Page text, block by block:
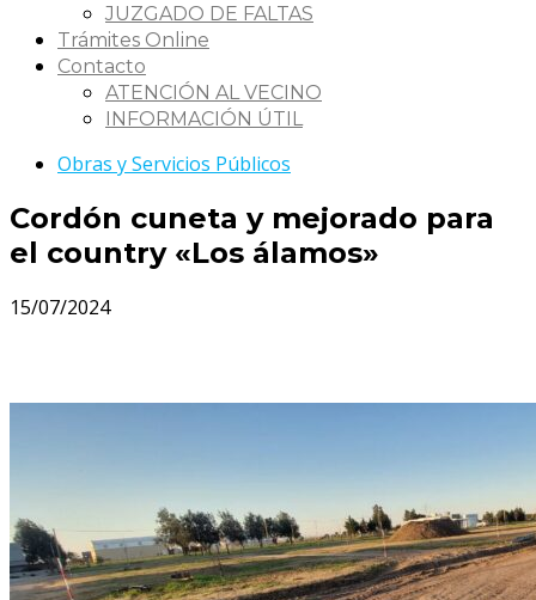
JUZGADO DE FALTAS
Trámites Online
Contacto
ATENCIÓN AL VECINO
INFORMACIÓN ÚTIL
Obras y Servicios Públicos
Cordón cuneta y mejorado para
el country «Los álamos»
15/07/2024